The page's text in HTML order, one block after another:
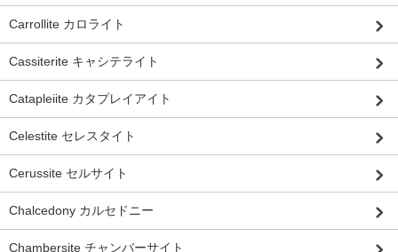
Carrollite カロライト
Cassiterite キャシテライト
Catapleiite カタプレイアイト
Celestite セレスタイト
Cerussite セルサイト
Chalcedony カルセドニー
Chambersite チャンバーサイト